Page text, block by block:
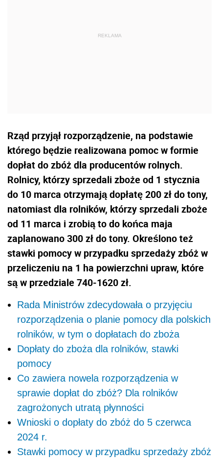
Rząd przyjął rozporządzenie, na podstawie
którego będzie realizowana pomoc w formie
dopłat do zbóż dla producentów rolnych.
Rolnicy, którzy sprzedali zboże od 1 stycznia
do 10 marca otrzymają dopłatę 200 zł do tony,
natomiast dla rolników, którzy sprzedali zboże
od 11 marca i zrobią to do końca maja
zaplanowano 300 zł do tony. Określono też
stawki pomocy w przypadku sprzedaży zbóż w
przeliczeniu na 1 ha powierzchni upraw, które
są w przedziale 740-1620 zł.
Rada Ministrów zdecydowała o przyjęciu
rozporządzenia o planie pomocy dla polskich
rolników, w tym o dopłatach do zboża
Dopłaty do zboża dla rolników, stawki
pomocy
Co zawiera nowela rozporządzenia w
sprawie dopłat do zbóż? Dla rolników
zagrożonych utratą płynności
Wnioski o dopłaty do zbóż do 5 czerwca
2024 r.
Stawki pomocy w przypadku sprzedaży zbóż